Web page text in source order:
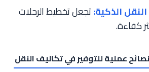
الذكية:تجعل تخطيط الرحلات
كفاءة.
عملية للتوفير في تكاليف النقل